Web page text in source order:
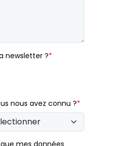
newsletter ?*
nous avez connu ?*
mes données